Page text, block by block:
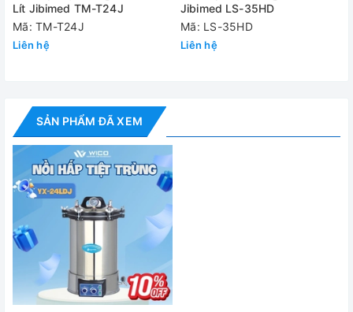
Nguồn điện
Khối lượng
G.W/N.W
Cung cấp bao gồm:
✅Nồi hấp tiệt trùng YX-24LDJ
✅ Bộ phụ kiện tiêu chuẩn
✅ Hướng dẫn sử dụng
Video - Hình ảnh
Lít Jibimed TM-T24J
Mã: TM-T24J
Liên hệ
Jibimed LS-35HD
Mã: LS-35HD
Liên hệ
SẢN PHẨM ĐÃ XEM